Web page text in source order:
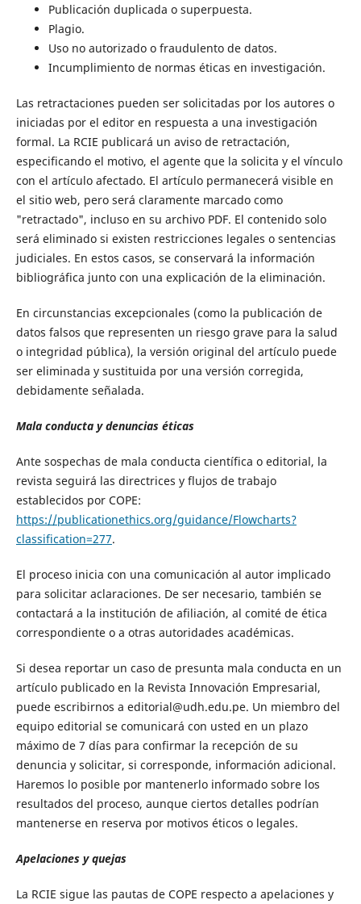
Publicación duplicada o superpuesta.
Plagio.
Uso no autorizado o fraudulento de datos.
Incumplimiento de normas éticas en investigación.
Las retractaciones pueden ser solicitadas por los autores o
iniciadas por el editor en respuesta a una investigación
formal. La RCIE publicará un aviso de retractación,
especificando el motivo, el agente que la solicita y el vínculo
con el artículo afectado. El artículo permanecerá visible en
el sitio web, pero será claramente marcado como
"retractado", incluso en su archivo PDF. El contenido solo
será eliminado si existen restricciones legales o sentencias
judiciales. En estos casos, se conservará la información
bibliográfica junto con una explicación de la eliminación.
En circunstancias excepcionales (como la publicación de
datos falsos que representen un riesgo grave para la salud
o integridad pública), la versión original del artículo puede
ser eliminada y sustituida por una versión corregida,
debidamente señalada.
Mala conducta y denuncias éticas
Ante sospechas de mala conducta científica o editorial, la
revista seguirá las directrices y flujos de trabajo
establecidos por COPE:
https://publicationethics.org/guidance/Flowcharts?
classification=277.
El proceso inicia con una comunicación al autor implicado
para solicitar aclaraciones. De ser necesario, también se
contactará a la institución de afiliación, al comité de ética
correspondiente o a otras autoridades académicas.
Si desea reportar un caso de presunta mala conducta en un
artículo publicado en la Revista Innovación Empresarial,
puede escribirnos a editorial@udh.edu.pe. Un miembro del
equipo editorial se comunicará con usted en un plazo
máximo de 7 días para confirmar la recepción de su
denuncia y solicitar, si corresponde, información adicional.
Haremos lo posible por mantenerlo informado sobre los
resultados del proceso, aunque ciertos detalles podrían
mantenerse en reserva por motivos éticos o legales.
Apelaciones y quejas
La RCIE sigue las pautas de COPE respecto a apelaciones y